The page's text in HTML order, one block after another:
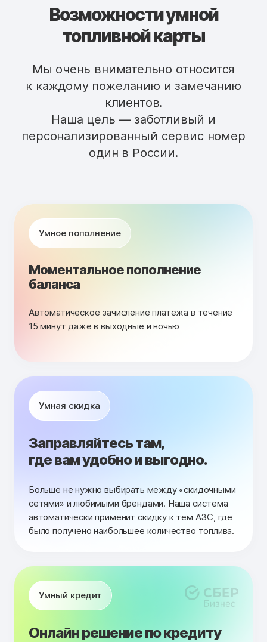
Возможности умной
топливной карты
Мы очень внимательно относится
к каждому пожеланию и замечанию
клиентов.
Наша цель — заботливый и
персонализированный сервис номер
один в России.
Умное пополнение
Моментальное пополнение
баланса
Автоматическое зачисление платежа в течение
15 минут даже в выходные и ночью
Умная скидка
Заправляйтесь там,
где вам удобно и выгодно.
Больше не нужно выбирать между «скидочными
сетями» и любимыми брендами. Наша система
автоматически применит скидку к тем АЗС, где
было получено наибольшее количество топлива.
Умный кредит
Онлайн решение по кредиту